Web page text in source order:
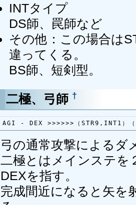
INTタイプ
DS師、罠師など
その他：この場合は
違ってくる。
BS師、短剣型。
二極、弓師 †
AGI - DEX >>>>>>（STR9,INT1）
弓の通常攻撃によるダ
二極とはメインステを
DEXを指す。
完成間近になると矢を